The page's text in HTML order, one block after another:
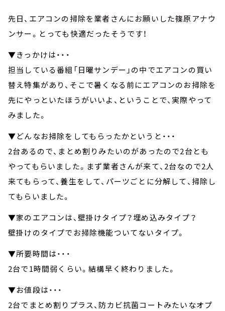
先日、エアコンの掃除を業者さんにお願いした篠原アナウ
ンサー。とっても快適だったそうです！
▼きっかけは・・・
担当している番組「日曜サンデー」の中でエアコンの買い
替え特集があり、そこで暑くなる前にエアコンのお掃除を
先にやっといたほうがいいよ、ということで、実際やって
みました。
▼どんなお掃除をしてもらったかというと・・・
2台あるので、まとめ割りみたいのがあったので2台とも
やってもらいました。まず業者さんが来て、2台なので2人
来てもらって、養生をして、パーツごとに分解して、掃除し
てもらいました。
▼家のエアコンは、壁掛けタイプ？埋め込みタイプ？
壁掛けのタイプでお掃除機能ついてないタイプ。
▼所要時間は・・・
2台で1時間弱くらい。結構早く終わりました。
▼お値段は・・・
2台でまとめ割りプラス、防カビ抗菌コートみたいなオプ